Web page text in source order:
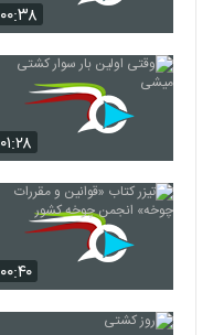
۰۰:۳۸
۰۱:۲۸
۰۰:۴۰